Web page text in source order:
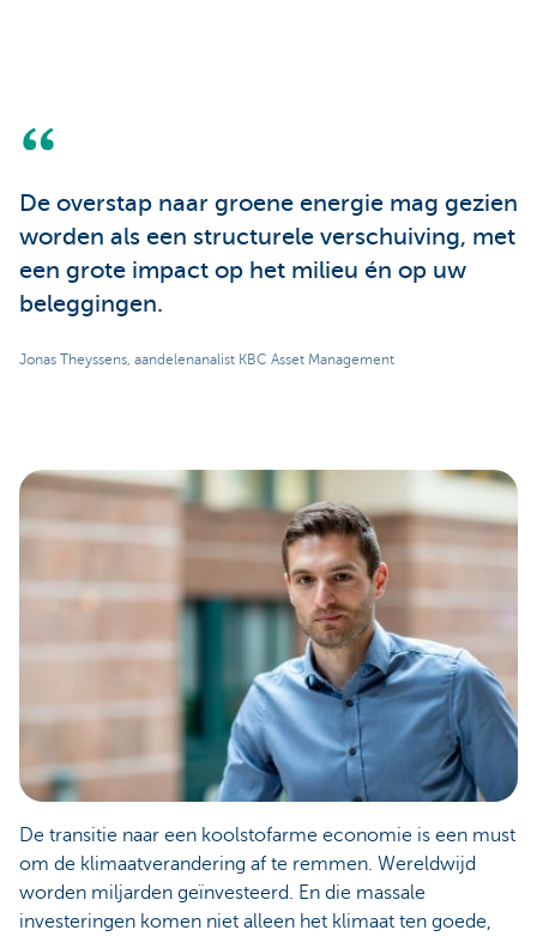
De overstap naar groene energie mag gezien
worden als een structurele verschuiving, met
een grote impact op het milieu én op uw
beleggingen.
Jonas Theyssens, aandelenanalist KBC Asset Management
De transitie naar een koolstofarme economie is een must
om de klimaatverandering af te remmen. Wereldwijd
worden miljarden geïnvesteerd. En die massale
investeringen komen niet alleen het klimaat ten goede,